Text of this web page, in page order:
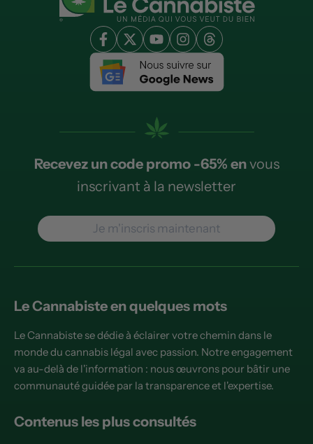
Recevez un code promo -65% envous
inscrivant à la newsletter
Je m'inscris maintenant
Le Cannabiste en quelques mots
Le Cannabiste se dédie à éclairer votre chemin dans le
monde du cannabis légal avec passion. Notre engagement
va au-delà de l'information : nous œuvrons pour bâtir une
communauté guidée par la transparence et l'expertise.
Contenus les plus consultés